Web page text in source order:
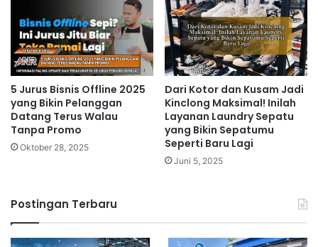
5 Jurus Bisnis Offline 2025
yang Bikin Pelanggan
Datang Terus Walau
Tanpa Promo
Oktober 28, 2025
Dari Kotor dan Kusam Jadi
Kinclong Maksimal! Inilah
Layanan Laundry Sepatu
yang Bikin Sepatumu
Seperti Baru Lagi
Juni 5, 2025
Postingan Terbaru